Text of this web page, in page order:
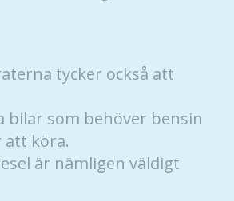
tycker också att
bilar som behöver bensin
att köra.
är nämligen väldigt